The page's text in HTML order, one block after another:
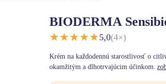
BIODERMA
★★★★★5,0(4×)
Krém na každodennú starostlivosť o
okamžitým a dlhotrvajúcim účinkom.